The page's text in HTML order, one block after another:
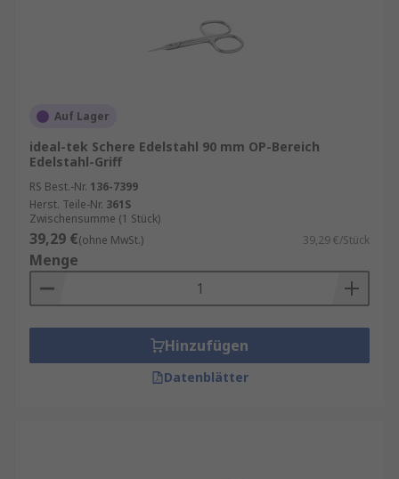
Auf Lager
ideal-tek Schere Edelstahl 90 mm OP-Bereich
Edelstahl-Griff
RS Best.-Nr. 136-7399
Herst. Teile-Nr. 361S
Zwischensumme (1 Stück)
39,29 €(ohne MwSt.) 39,29 €/Stück
Menge
Hinzufügen
Datenblätter